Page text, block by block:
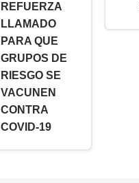
REFUERZA
LLAMADO
PARA QUE
GRUPOS DE
RIESGO SE
VACUNEN
CONTRA
COVID-19